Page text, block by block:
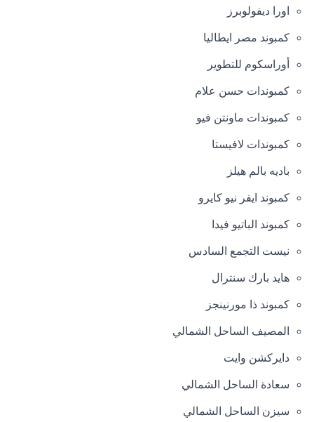
اورا ديفولوبرز
كمبوند مصر ايطاليا
أوراسكوم للتطوير
كمبوندات حسن علام
كمبوندات ماونتن فيو
كمبوندات لافيستا
باديه بالم هيلز
كمبوند ايفر نيو كايرو
كمبوند الباتيو فيدا
نيست التجمع السادس
هايد بارك سنترال
كمبوند ذا مورنينجز
المصيف الساحل الشمالي
دايركشن وايت
سعادة الساحل الشمالي
سيزن الساحل الشمالي